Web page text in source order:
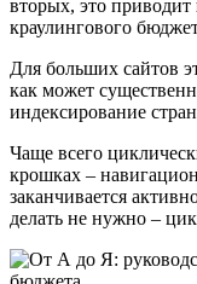
вторых, это приводит
краулингового
Для больших сайтов
как может
индексирование
Чаще всего
крошках –
заканчивается
делать не нужно –